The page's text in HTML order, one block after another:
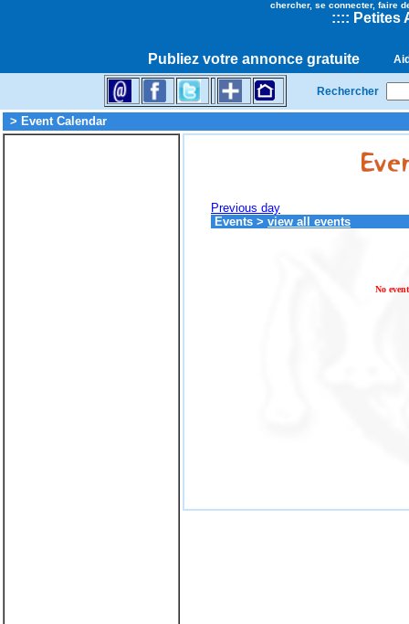
chercher, se connecter, faire
:::: Petites
Publiez votre annonce gratuite
Rechercher
> Event Calendar
Previous day
Events > view all events
No